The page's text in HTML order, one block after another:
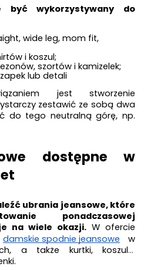
być wykorzystywany do
wide leg, mom fit,
i koszul;
szortów i kamizelek;
lub detali
jest stworzenie
zestawić ze sobą dwa
do tego neutralną górę, np.
dostępne w
ubrania jeansowe, które
ponadczasowej
na wiele okazji. W ofercie
damskie spodnie jeansowe w
a także kurtki, koszule,